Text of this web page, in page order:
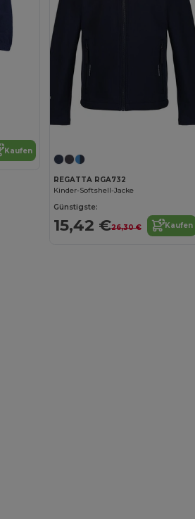
Kaufen
REGATTA RGA732
Kinder-Softshell-Jacke
Günstigste:
15,42 €26,30 € Kaufen